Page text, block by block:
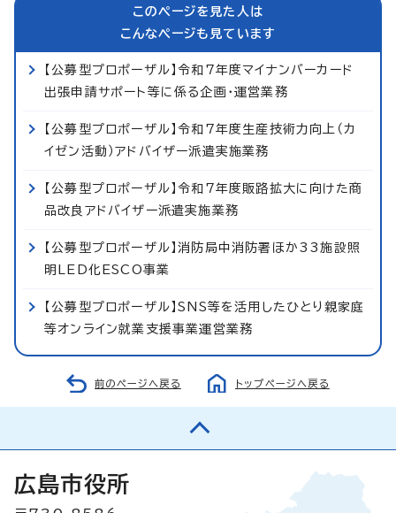
このページを見た人は
こんなページも見ています
【公募型プロポーザル】令和7年度マイナンバーカード
出張申請サポート等に係る企画・運営業務
【公募型プロポーザル】令和7年度生産技術力向上（カ
イゼン活動）アドバイザー派遣実施業務
【公募型プロポーザル】令和7年度販路拡大に向けた商
品改良アドバイザー派遣実施業務
【公募型プロポーザル】消防局中消防署ほか33施設照
明LED化ESCO事業
【公募型プロポーザル】SNS等を活用したひとり親家庭
等オンライン就業支援事業運営業務
前のページへ戻る トップページへ戻る
広島市役所